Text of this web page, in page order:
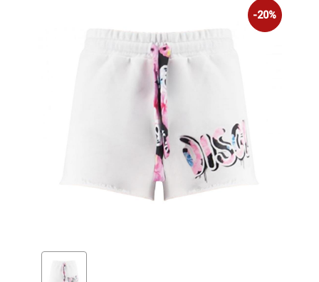
-20%